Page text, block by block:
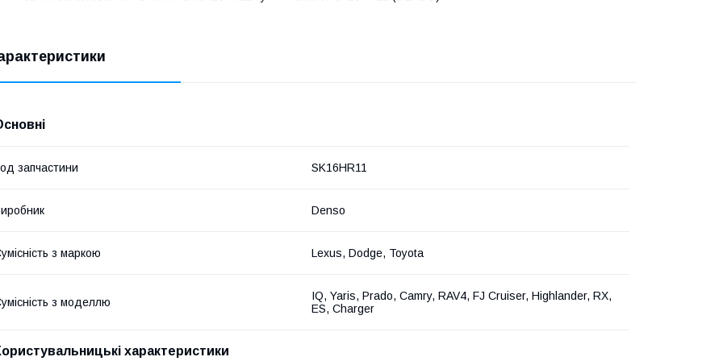
запчастини SK16HR11
Denso
з маркою Lexus, Dodge, Toyota
з моделлю
IQ, Yaris, Prado, Camry, RAV4, FJ Cruiser, Highlander, RX,
ES, Charger
характеристики